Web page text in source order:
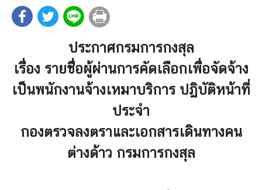
ร
ล
า
ว
ประกาศกรมการกงสุล
เรื่อง รายชื่อผู้ผ่านการคัดเลือกเพื่อจัดจ้าง
เป็นพนักงานจ้างเหมาบริการ ปฏิบัติหน้าที่
ประจำ
กองตรวจลงตราและเอกสารเดินทางคน
ต่างด้าว กรมการกงสุล